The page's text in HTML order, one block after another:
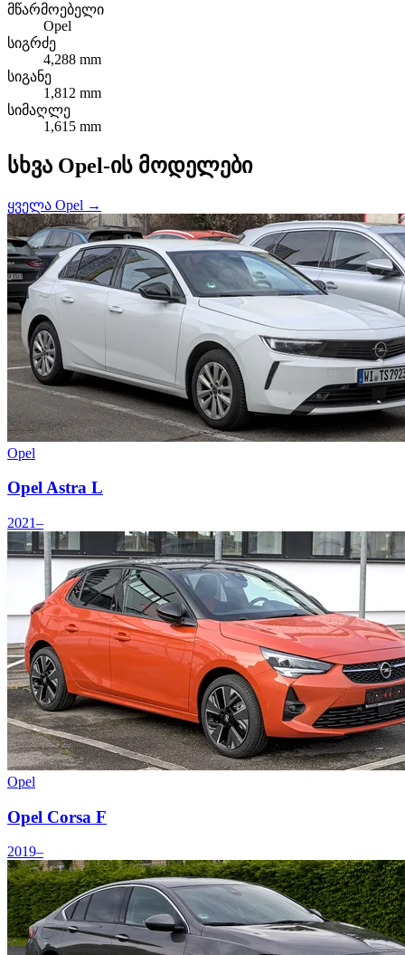
მწარმოებელი
Opel
სიგრძე
4,288 mm
სიგანე
1,812 mm
სიმაღლე
1,615 mm
სხვა Opel-ის მოდელები
ყველა Opel →
Opel
Opel Astra L
2021–
Opel
Opel Corsa F
2019–